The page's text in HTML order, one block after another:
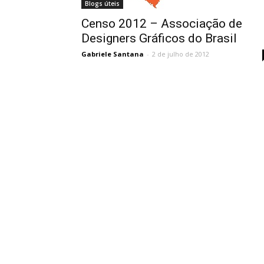
Blogs úteis
Censo 2012 – Associação de
Designers Gráficos do Brasil
Gabriele Santana - 2 de julho de 2012